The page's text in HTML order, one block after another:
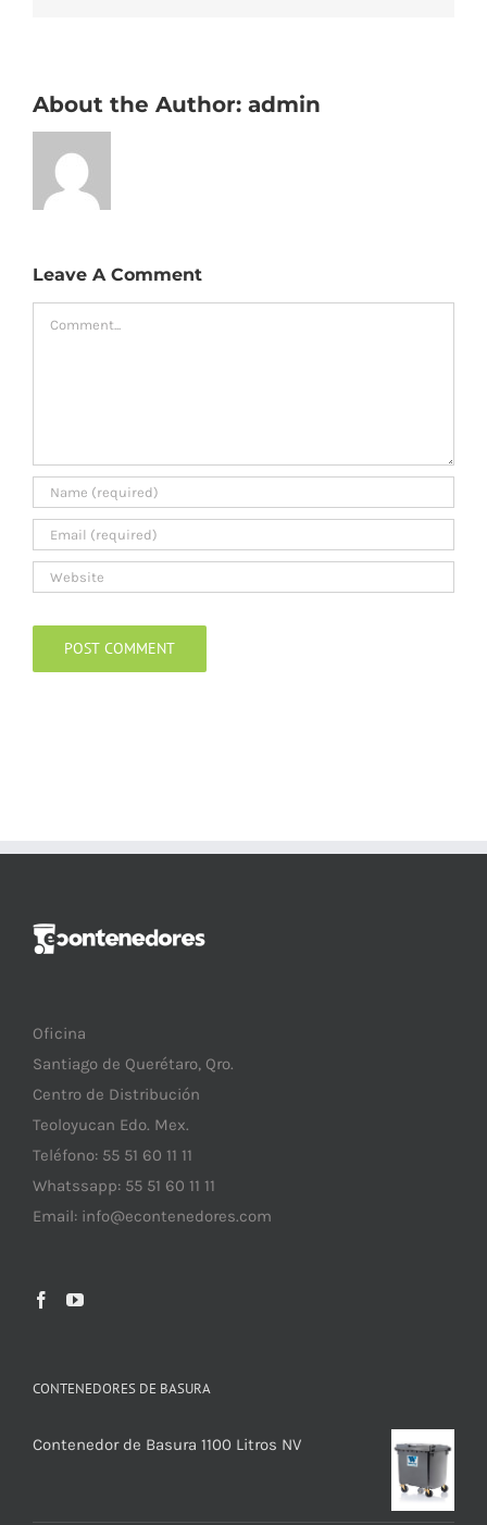
About the Author: admin
Leave A Comment
Comment
Oficina
Santiago de Querétaro, Qro.
Centro de Distribución
Teoloyucan Edo. Mex.
Teléfono: 55 51 60 11 11
Whatssapp: 55 51 60 11 11
Email: info@econtenedores.com
CONTENEDORES DE BASURA
Contenedor de Basura 1100 Litros NV